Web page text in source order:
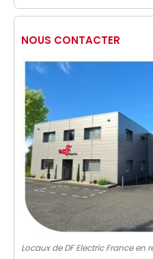
NOUS CONTACTER
Locaux de DF Electric France en